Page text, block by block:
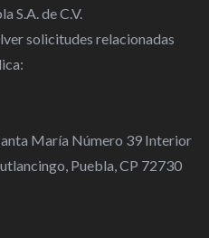
S.A. de C.V.
solicitudes relacionadas
María Número 39 Interior
Puebla, CP 72730